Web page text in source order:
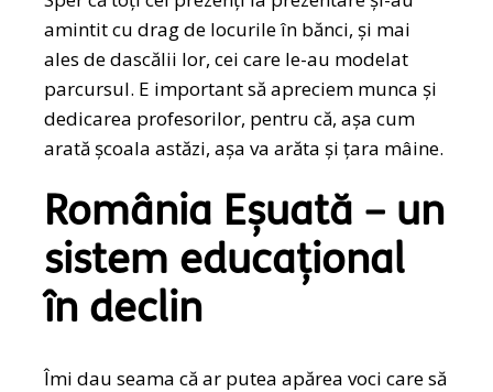
amintit cu drag de locurile în bănci, și mai
ales de dascălii lor, cei care le-au modelat
parcursul. E important să apreciem munca și
dedicarea profesorilor, pentru că, așa cum
arată școala astăzi, așa va arăta și țara mâine.
România Eșuată – un
sistem educațional
în declin
Îmi dau seama că ar putea apărea voci care să